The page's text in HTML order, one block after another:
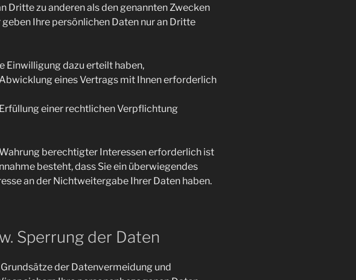
Dritte zu anderen als den genannten Zwecken
Ihre persönlichen Daten nur an Dritte
Einwilligung dazu erteilt haben,
eines Vertrags mit Ihnen erforderlich
einer rechtlichen Verpflichtung
berechtigter Interessen erforderlich ist
besteht, dass Sie ein überwiegendes
an der Nichtweitergabe Ihrer Daten haben.
Sperrung der Daten
der Datenvermeidung und